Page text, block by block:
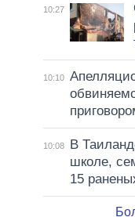
10:27
10:10
10:08
В
школе,
15